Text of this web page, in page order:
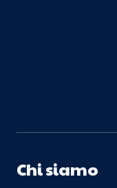
Chi siamo